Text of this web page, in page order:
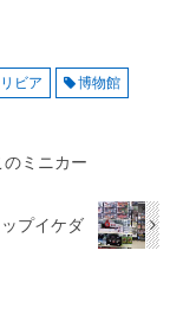
ビア 博物館
ミニカー
プイケダ